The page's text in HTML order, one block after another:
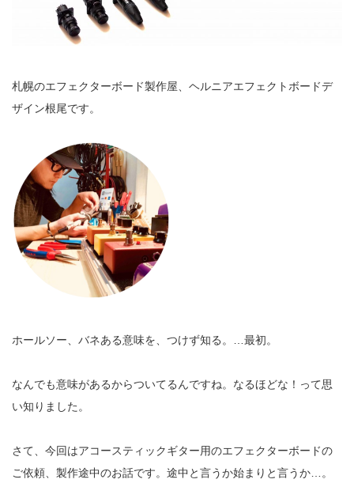
札幌のエフェクターボード製作屋、ヘルニアエフェクトボードデ
ザイン根尾です。
ホールソー、バネある意味を、つけず知る。 最初。
なんでも意味があるからついてるんですね。なるほどな！って思
い知りました。
さて、今回はアコースティックギター用のエフェクターボードの
ご依頼、 製作途中のお話です。途中と言うか始まりと言うか…。